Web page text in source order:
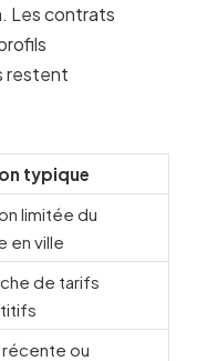
Les contrats
restent
typique
limitée du
en ville
de tarifs
ou